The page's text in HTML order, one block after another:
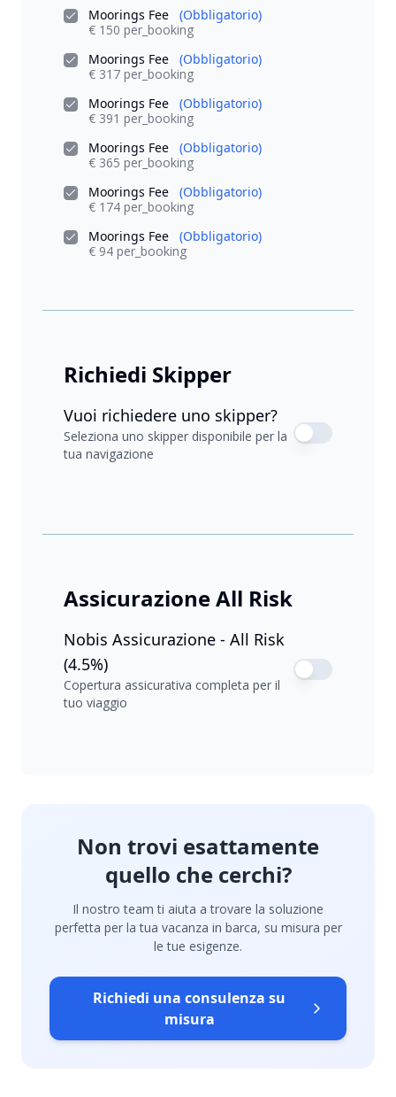
Moorings Fee
(Obbligatorio)
€ 150 per_booking
Moorings Fee
(Obbligatorio)
€ 317 per_booking
Moorings Fee
(Obbligatorio)
€ 391 per_booking
Moorings Fee
(Obbligatorio)
€ 365 per_booking
Moorings Fee
(Obbligatorio)
€ 174 per_booking
Moorings Fee
(Obbligatorio)
€ 94 per_booking
Richiedi Skipper
Vuoi richiedere uno skipper?
Seleziona uno skipper disponibile per la
tua navigazione
Assicurazione All Risk
Nobis Assicurazione - All Risk
(4.5%)
Copertura assicurativa completa per il
tuo viaggio
Non trovi esattamente
quello che cerchi?
Il nostro team ti aiuta a trovare la soluzione
perfetta per la tua vacanza in barca, su misura per
le tue esigenze.
Richiedi una consulenza su
misura